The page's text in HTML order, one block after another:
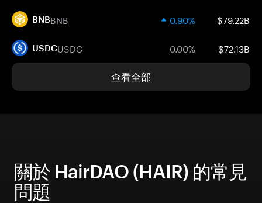
BNBBNB 0.90% $79.22B
USDCUSDC 0.00% $72.13B
查看全部
關於 HairDAO (HAIR) 的常見
問題